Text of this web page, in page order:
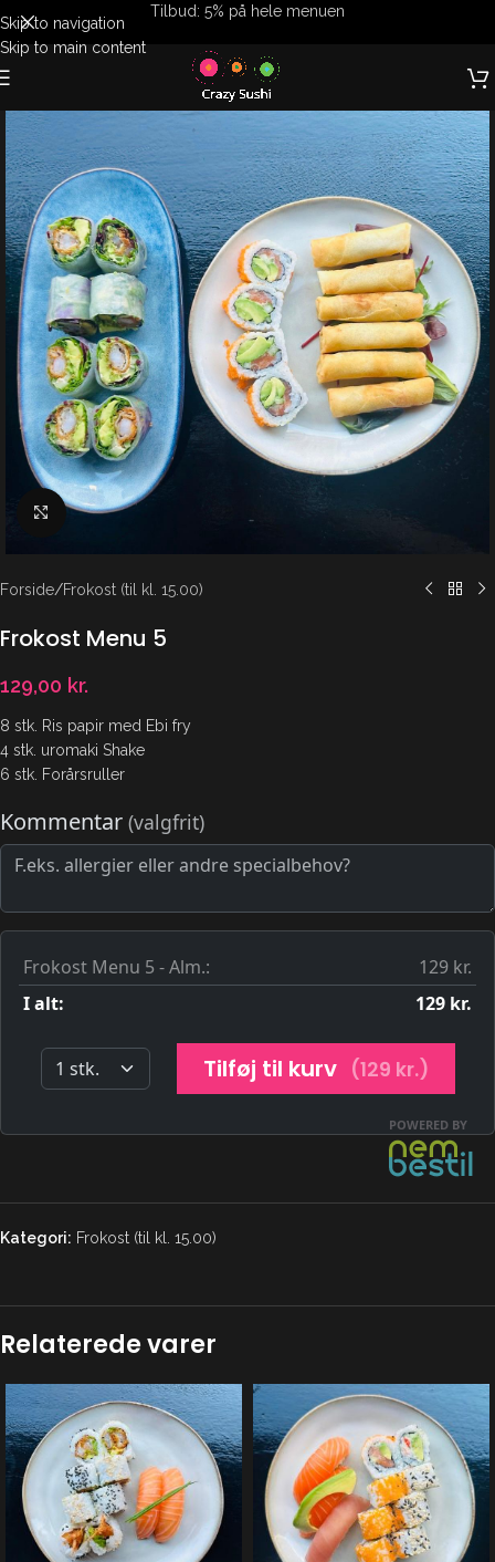
Skip to navigation
Skip to main content
Tilbud: 5% på hele menuen
Klik for at forstørre
Forside/Frokost (til kl. 15.00)
Frokost Menu 5
129,00 kr.
8 stk. Ris papir med Ebi fry
4 stk. uromaki Shake
6 stk. Forårsruller
Kategori: Frokost (til kl. 15.00)
Relaterede varer